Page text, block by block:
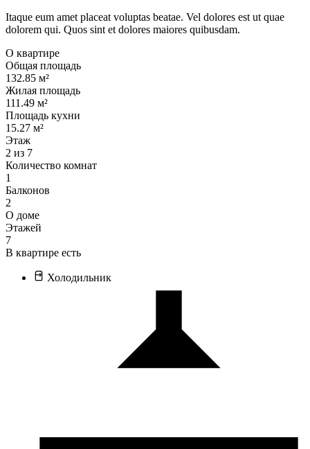
Itaque eum amet placeat voluptas beatae. Vel dolores est ut quae
dolorem qui. Quos sint et dolores maiores quibusdam.
О квартире
Общая площадь
132.85 м²
Жилая площадь
111.49 м²
Площадь кухни
15.27 м²
Этаж
2 из 7
Количество комнат
1
Балконов
2
О доме
Этажей
7
В квартире есть
Холодильник